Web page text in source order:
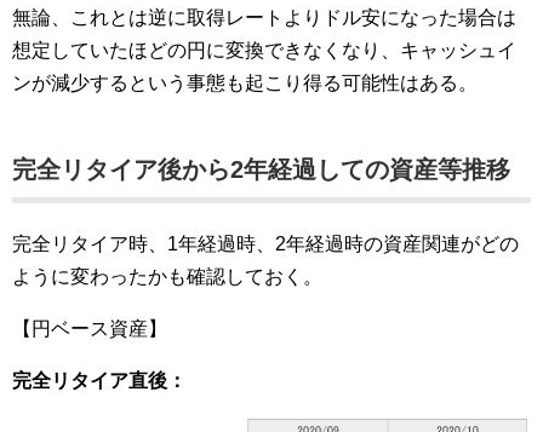
無論、これとは逆に取得レートよりドル安になった場合は
想定していたほどの円に変換できなくなり、キャッシュイ
ンが減少するという事態も起こり得る可能性はある。
完全リタイア後から2年経過しての資産等推移
完全リタイア時、1年経過時、2年経過時の資産関連がどの
ように変わったかも確認しておく。
【円ベース資産】
完全リタイア直後：